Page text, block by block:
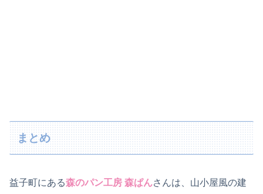
まとめ
益子町にある森のパン工房 森ぱんさんは、山小屋風の建